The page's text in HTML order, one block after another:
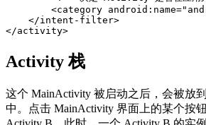
<category android:name=
</intent-filter>
</activity>
Activity 栈
这个 MainActivity 被启动之后，会被放
中。点击 MainActivity 界面上的某个按